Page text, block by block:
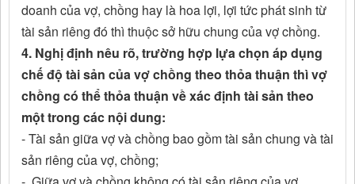
doanh của vợ, chồng hay là hoa lợi, lợi tức phát sinh từ
tài sản riêng đó thì thuộc sở hữu chung của vợ chồng.
4. Nghị định nêu rõ, trường hợp lựa chọn áp dụng
chế độ tài sản của vợ chồng theo thỏa thuận thì vợ
chồng có thể thỏa thuận về xác định tài sản theo
một trong các nội dung:
- Tài sản giữa vợ và chồng bao gồm tài sản chung và tài
sản riêng của vợ, chồng;